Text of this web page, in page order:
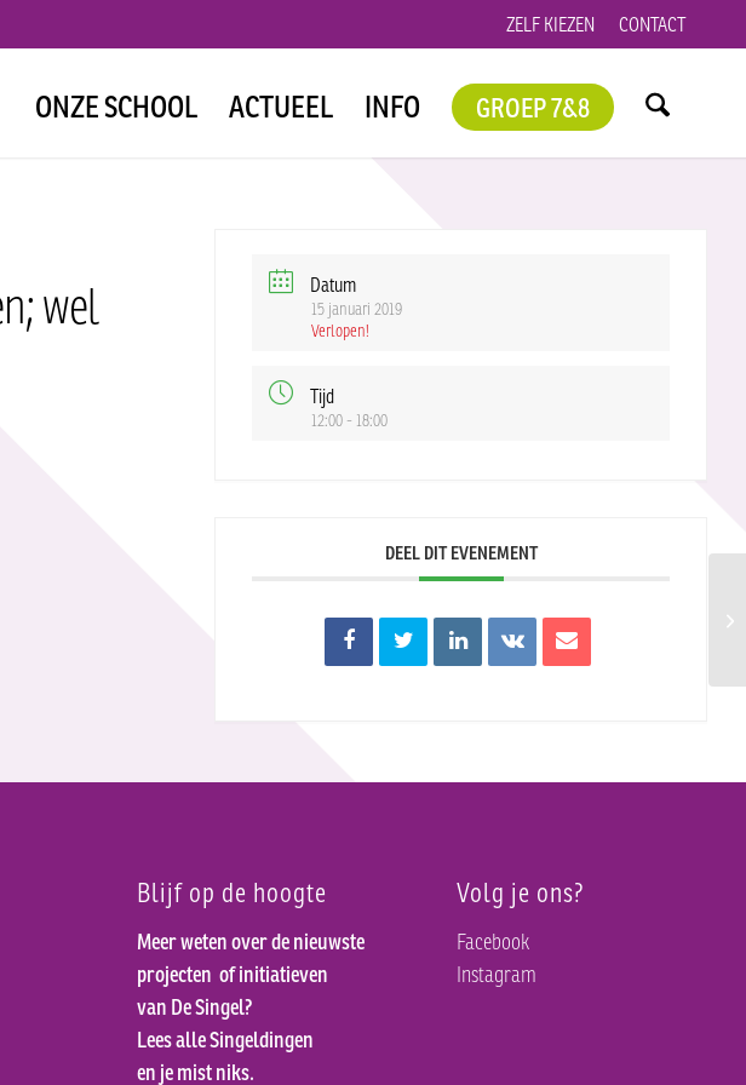
ZELF KIEZEN CONTACT
ONZE SCHOOL ACTUEEL INFO GROEP 7&8
wel
Datum
15 januari 2019
Verlopen!
Tijd
12:00 - 18:00
DEEL DIT EVENEMENT
Blijf op de hoogte
Meer weten over de nieuwste
projectenof initiatieven
van De Singel?
Lees alle Singeldingen
en je mist niks.
Volg je ons?
Facebook
Instagram